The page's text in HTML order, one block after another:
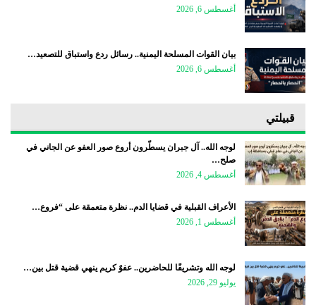
أغسطس 6, 2026
بيان القوات المسلحة اليمنية.. رسائل ردع واستباق للتصعيد…
أغسطس 6, 2026
قبيلتي
لوجه الله.. آل جبران يسطّرون أروع صور العفو عن الجاني في
صلح…
أغسطس 4, 2026
الأعراف القبلية في قضايا الدم.. نظرة متعمقة على “فروع…
أغسطس 1, 2026
لوجه الله وتشريفًا للحاضرين.. عفوٌ كريم ينهي قضية قتل بين…
يوليو 29, 2026